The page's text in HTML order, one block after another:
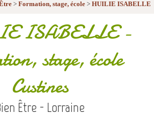
> Formation, stage, école> HUILIE ISABELLE
ISABELLE-
stage, école
Custines
Être - Lorraine